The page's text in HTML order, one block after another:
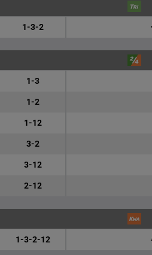
1-3-2
1-3
1-2
1-12
3-2
3-12
2-12
1-3-2-12